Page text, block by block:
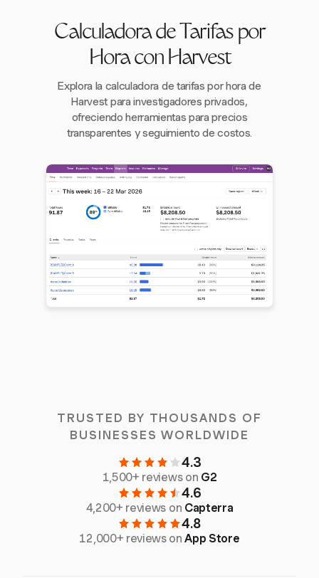
Calculadora de Tarifas por
Hora con Harvest
Explora la calculadora de tarifas por hora de
Harvest para investigadores privados,
ofreciendo herramientas para precios
transparentes y seguimiento de costos.
TRUSTED BY THOUSANDS OF
BUSINESSES WORLDWIDE
4.3
1,500+ reviews on G2
4.6
4,200+ reviews on Capterra
4.8
12,000+ reviews onApp Store